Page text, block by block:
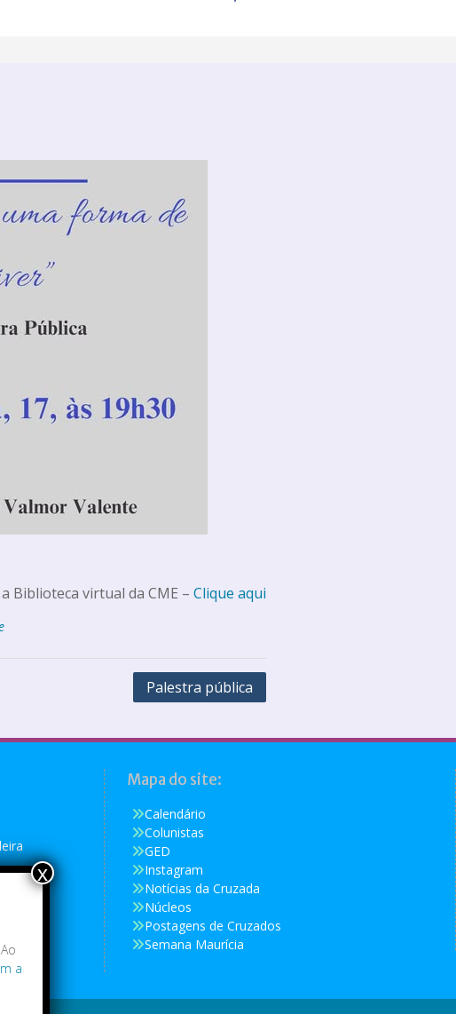
Biblioteca virtual da CME – Clique aqui
Palestra pública
Mapa do site:
Calendário
Colunistas
GED
Instagram
Notícias da Cruzada
Núcleos
Postagens de Cruzados
Semana Maurícia
a